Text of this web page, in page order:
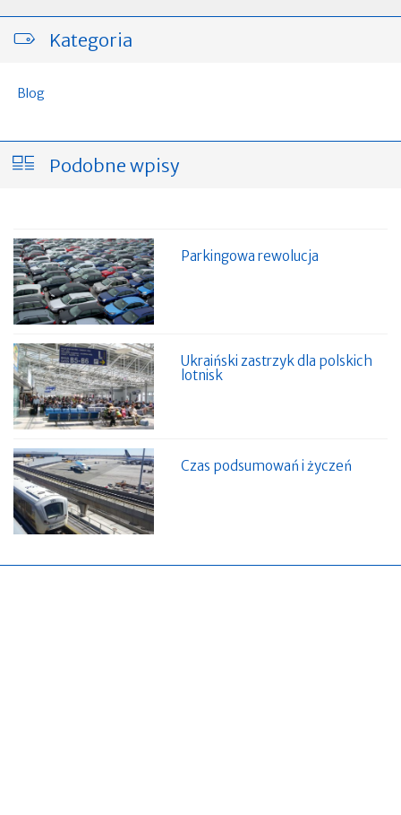
Kategoria
Blog
Podobne wpisy
Parkingowa rewolucja
Ukraiński zastrzyk dla polskich
lotnisk
Czas podsumowań i życzeń